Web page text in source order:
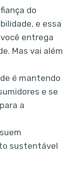
do
e essa
entrega
Mas vai além
é mantendo
e se
a
sustentável